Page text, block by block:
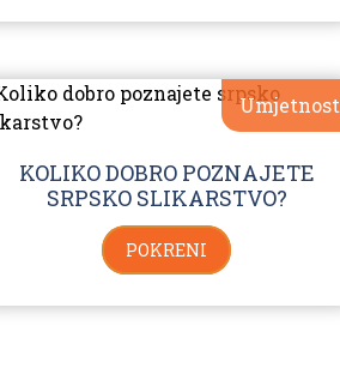
Umjetnost
KOLIKO DOBRO POZNAJETE
SRPSKO SLIKARSTVO?
POKRENI